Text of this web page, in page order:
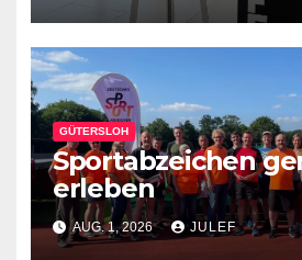
GÜTERSLOH
Sportabzeichen
erleben
AUG. 1, 2026 JULEF